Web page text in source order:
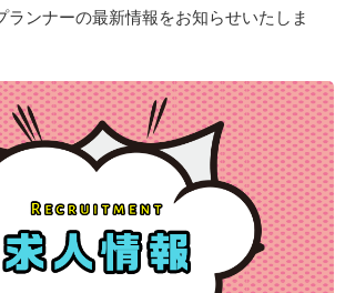
ランナーの最新情報をお知らせいたしま